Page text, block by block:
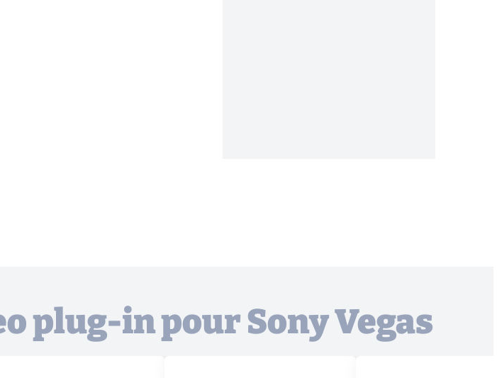
plug-in pour Sony Vegas